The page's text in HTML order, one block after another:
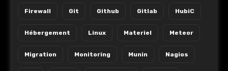
Firewall Git Github Gitlab HubiC
Hébergement Linux Materiel Meteor
Migration Monitoring Munin Nagios